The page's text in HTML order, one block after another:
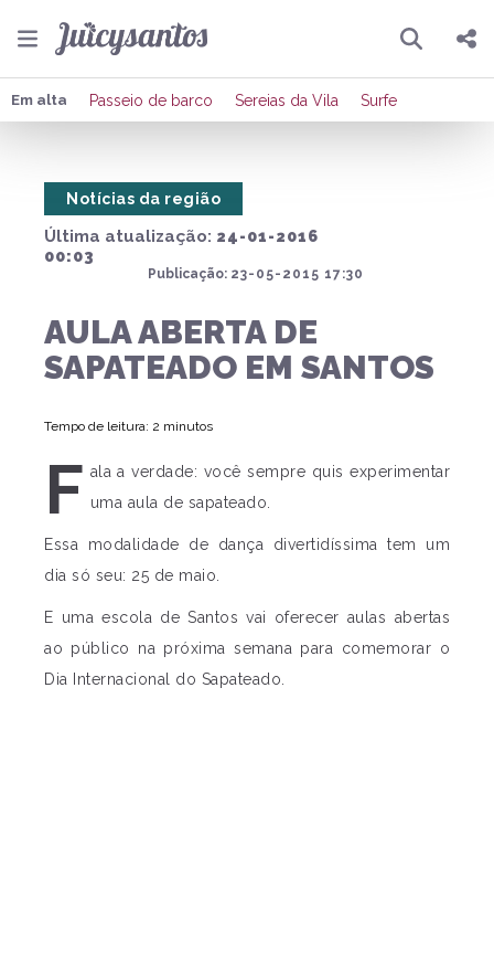
Pesquisar
Compartilhar
Em alta Passeio de barco Sereias da Vila Surfe
Última atualização: 24-01-2016
00:03
Publicação: 23-05-2015 17:30
Notícias da região
AULA ABERTA DE
SAPATEADO EM SANTOS
Tempo de leitura: 2 minutos
F ala a verdade: você sempre quis experimentar
uma aula de sapateado.
Essa modalidade de dança divertidíssima tem um
dia só seu: 25 de maio.
E uma escola de Santos vai oferecer aulas abertas
ao público na próxima semana para comemorar o
Dia Internacional do Sapateado.